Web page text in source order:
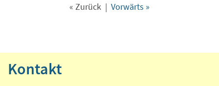
« Zurück | Vorwärts »
Kontakt